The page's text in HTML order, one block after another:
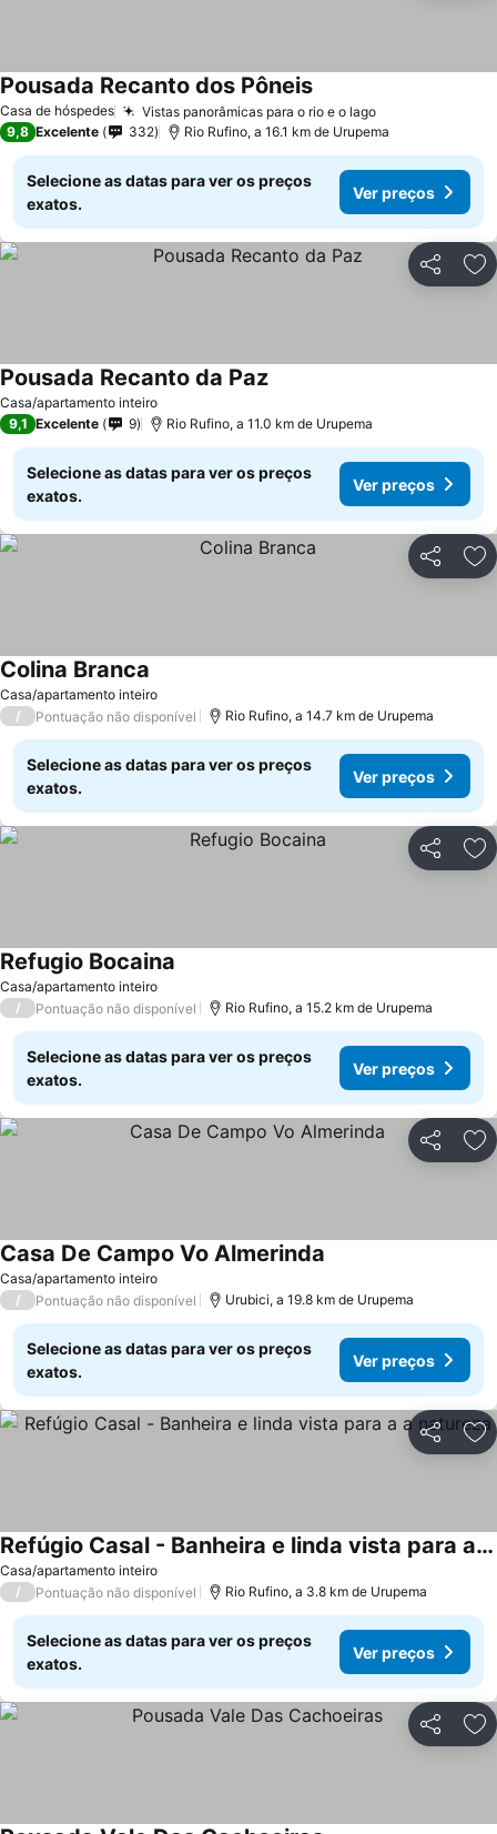
Casa de hóspedes Vistas panorâmicas para o rio e o lago
Pousada Recanto dos Pôneis
9,8 Excelente 332 Rio Rufino, a 16.1 km de Urupema
Selecione as datas para ver os preços
exatos.
Ver preços
Partilhar
Casa/apartamento inteiro
Pousada Recanto da Paz
9,1 Excelente 9 Rio Rufino, a 11.0 km de Urupema
Selecione as datas para ver os preços
exatos.
Ver preços
Partilhar
Casa/apartamento inteiro
Colina Branca
/ Pontuação não disponível Rio Rufino, a 14.7 km de Urupema
Selecione as datas para ver os preços
exatos.
Ver preços
Partilhar
Casa/apartamento inteiro
Refugio Bocaina
/ Pontuação não disponível Rio Rufino, a 15.2 km de Urupema
Selecione as datas para ver os preços
exatos.
Ver preços
Partilhar
Casa/apartamento inteiro
Casa De Campo Vo Almerinda
/ Pontuação não disponível Urubici, a 19.8 km de Urupema
Selecione as datas para ver os preços
exatos.
Ver preços
Partilhar
Casa/apartamento inteiro
Refúgio Casal - Banheira e linda vista para a a natureza
/ Pontuação não disponível Rio Rufino, a 3.8 km de Urupema
Selecione as datas para ver os preços
exatos.
Ver preços
Partilhar